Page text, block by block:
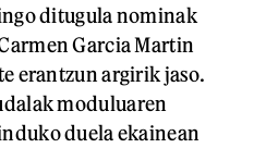
ditugula nominak
Garcia Martin
erantzun argirik jaso.
moduluaren
duela ekainean